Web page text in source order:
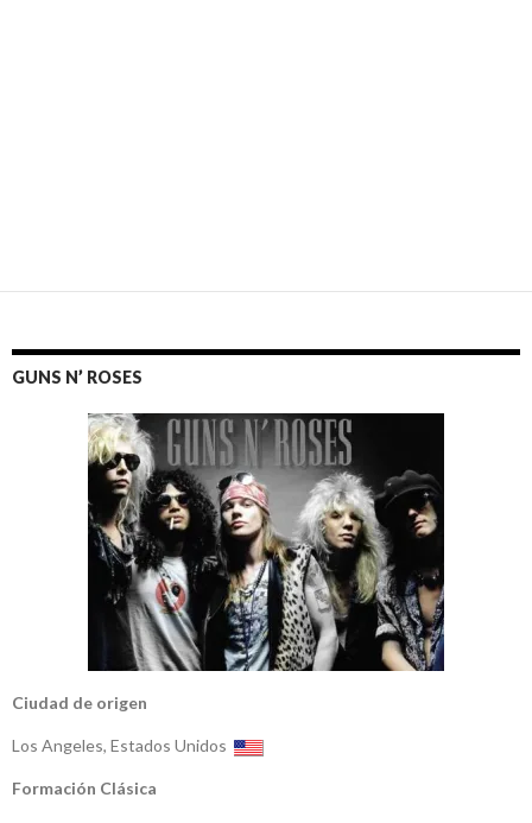
GUNS N’ ROSES
Ciudad de origen
Los Angeles, Estados Unidos
Formación Clásica